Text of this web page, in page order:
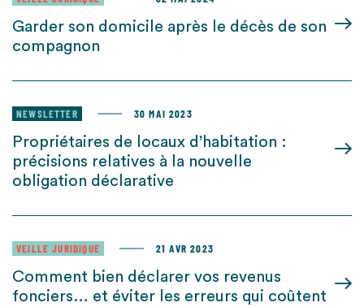
Garder son domicile après le décès de son
compagnon
NEWSLETTER 30 MAI 2023
Propriétaires de locaux d’habitation :
précisions relatives à la nouvelle
obligation déclarative
VEILLE JURIDIQUE 21 AVR 2023
Comment bien déclarer vos revenus
fonciers… et éviter les erreurs qui coûtent